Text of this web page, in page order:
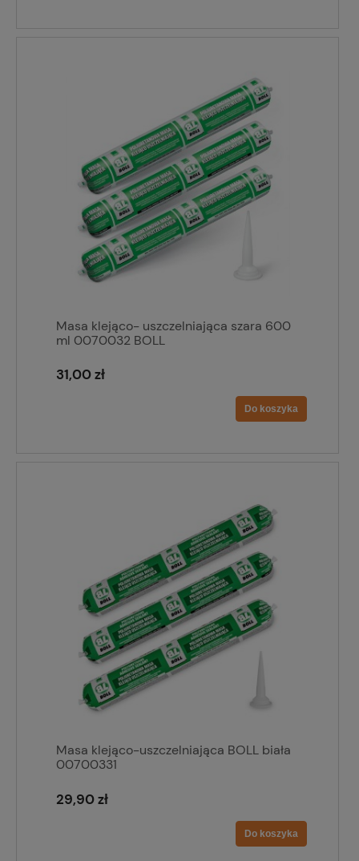
Masa klejąco- uszczelniająca szara 600
ml 0070032 BOLL
31,00 zł
Do koszyka
Masa klejąco-uszczelniająca BOLL biała
00700331
29,90 zł
Do koszyka